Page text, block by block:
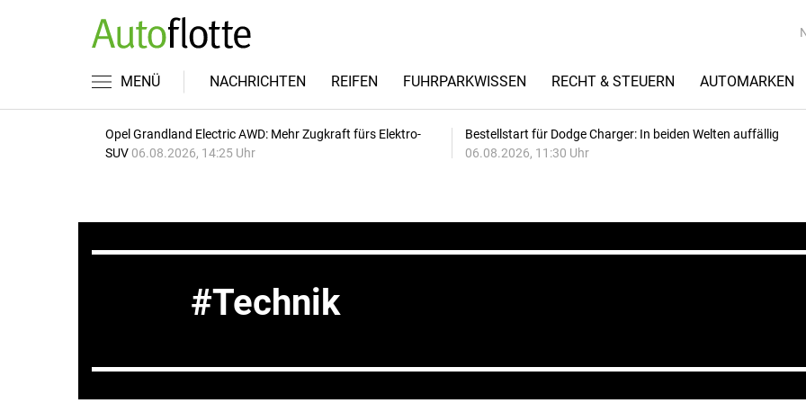
MENÜ NACHRICHTEN REIFEN FUHRPARKWISSEN RECHT & STEUERN AUTOMARKEN
Opel Grandland Electric AWD: Mehr Zugkraft fürs Elektro-
SUV 06.08.2026, 14:25 Uhr
Bestellstart für Dodge Charger: In beiden Welten auffällig
06.08.2026, 11:30 Uhr
Technik